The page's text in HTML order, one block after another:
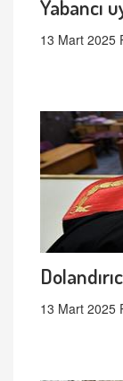
Yabancı
13 Mart 2025
13 Mart 2025